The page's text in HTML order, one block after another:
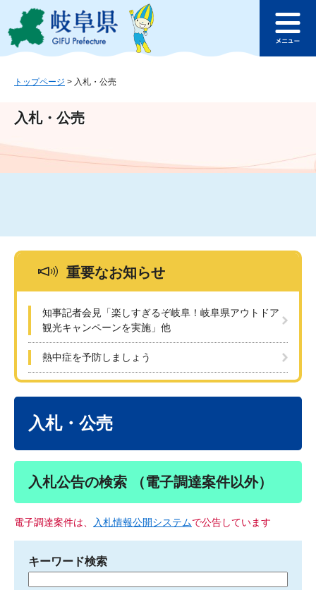
ジ
ュ
文
このページの本文へ
ュ
トップページ > 入札・公売
入札・公売
重要なお知らせ
知事記者会見「楽しすぎるぞ岐阜！岐阜県アウトドア
観光キャンペーンを実施」他
熱中症を予防しましょう
入札・公売
入札公告の検索 （電子調達案件以外）
電子調達案件は、 入札情報公開システムで公告しています
キーワード検索